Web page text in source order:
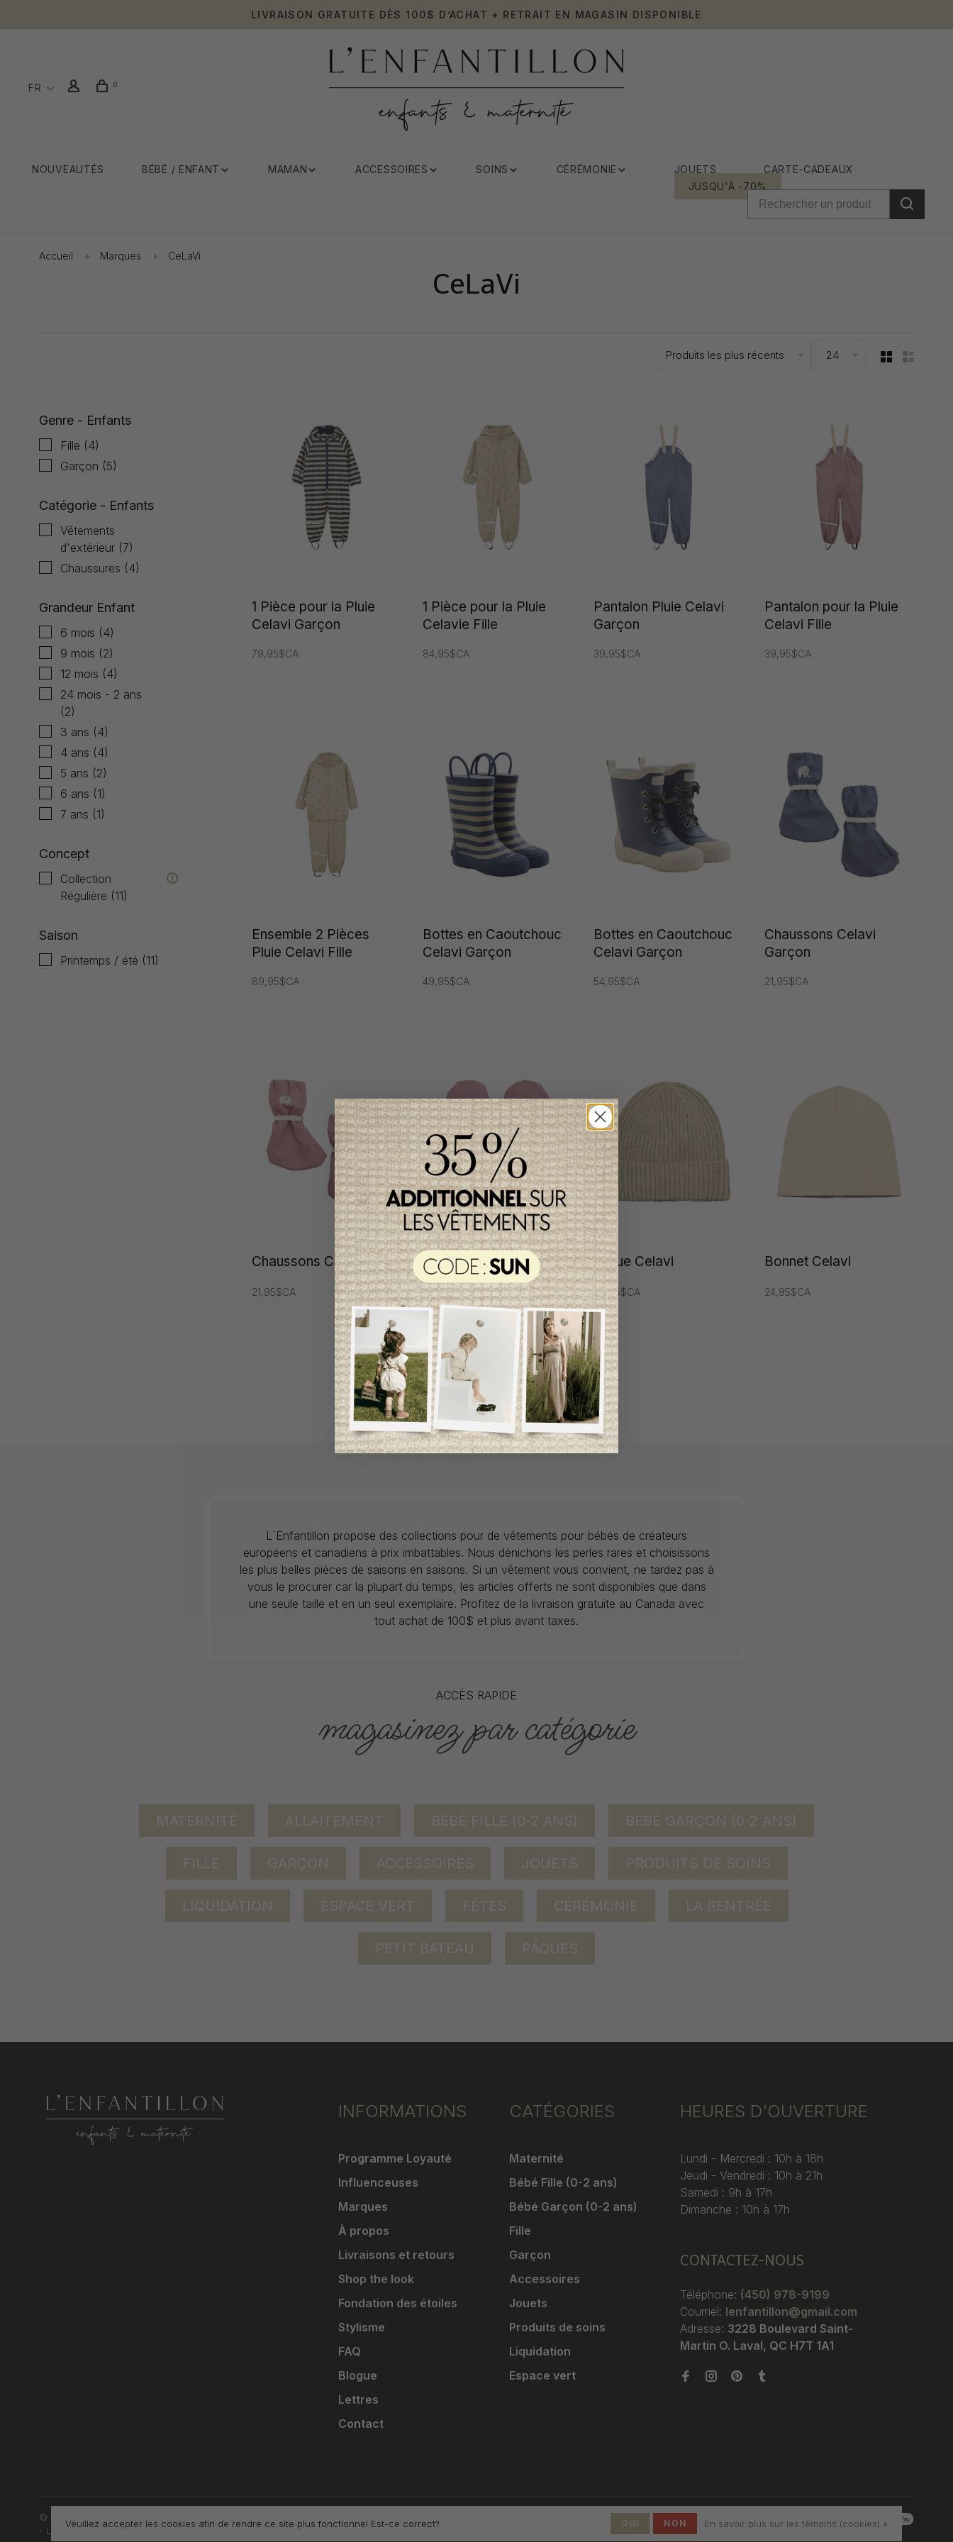
LIVRAISON GRATUITE DÈS 100$ D’ACHAT + RETRAIT EN MAGASIN DISPONIBLE
FR 0
NOUVEAUTÉS BÉBÉ / ENFANT MAMAN ACCESSOIRES SOINS CÉRÉMONIE JOUETS
CARTE-CADEAUX
JUSQU'À -70%
Accueil Marques CeLaVi
CeLaVi
Produits les plus récents 24
Genre - Enfants
Fille (4)
Garçon (5)
Catégorie - Enfants
Vêtements
d'extérieur (7)
Chaussures (4)
Grandeur Enfant
6 mois (4)
9 mois (2)
12 mois (4)
24 mois - 2 ans
(2)
3 ans (4)
4 ans (4)
5 ans (2)
6 ans (1)
7 ans (1)
Concept
Collection
Régulière (11)
Saison
Printemps / été (11)
1 Pièce pour la Pluie
Celavi Garçon
79,95$CA
1 Pièce pour la Pluie
Celavie Fille
84,95$CA
Pantalon Pluie Celavi
Garçon
39,95$CA
Pantalon pour la Pluie
Celavi Fille
39,95$CA
Ensemble 2 Pièces
Pluie Celavi Fille
89,95$CA
Bottes en Caoutchouc
Celavi Garçon
49,95$CA
Bottes en Caoutchouc
Celavi Garçon
54,95$CA
Chaussons Celavi
Garçon
21,95$CA
Chaussons Celavi Fille
21,95$CA
Mitaines Celavi
23,95$CA
Tuque Celavi
26,95$CA
Bonnet Celavi
24,95$CA
L`Enfantillon propose des collections pour de vêtements pour bébés de créateurs
européens et canadiens à prix imbattables. Nous dénichons les perles rares et choisissons
les plus belles pièces de saisons en saisons. Si un vêtement vous convient, ne tardez pas à
vous le procurer car la plupart du temps, les articles offerts ne sont disponibles que dans
une seule taille et en un seul exemplaire. Profitez de la livraison gratuite au Canada avec
tout achat de 100$ et plus avant taxes.
ACCÈS RAPIDE
magasinez par catégorie
MATERNITÉ ALLAITEMENT BÉBÉ FILLE (0-2 ANS) BÉBÉ GARÇON (0-2 ANS)
FILLE GARÇON ACCESSOIRES JOUETS PRODUITS DE SOINS
LIQUIDATION ESPACE VERT FÊTES CÉRÉMONIE LA RENTRÉE
PETIT BATEAU PÂQUES
INFORMATIONS
Programme Loyauté
Influenceuses
Marques
À propos
Livraisons et retours
Shop the look
Fondation des étoiles
Stylisme
FAQ
Blogue
Lettres
Contact
CATÉGORIES
Maternité
Bébé Fille (0-2 ans)
Bébé Garçon (0-2 ans)
Fille
Garçon
Accessoires
Jouets
Produits de soins
Liquidation
Espace vert
HEURES D'OUVERTURE
Lundi - Mercredi : 10h à 18h
Jeudi - Vendredi : 10h à 21h
Samedi : 9h à 17h
Dimanche : 10h à 17h
CONTACTEZ-NOUS
Téléphone: (450) 978-9199
Courriel: lenfantillon@gmail.com
Adresse: 3228 Boulevard Saint-
Martin O. Laval, QC H7T 1A1
© Copyright 2026 Boutique L'Enfantillon
- L'Enfantillon scores a 4.7 5 out of 142 évaluations atGoogle
Veuillez accepter les cookies afin de rendre ce site plus fonctionnel Est-ce correct? OUI NON En savoir plus sur les témoins (cookies) »